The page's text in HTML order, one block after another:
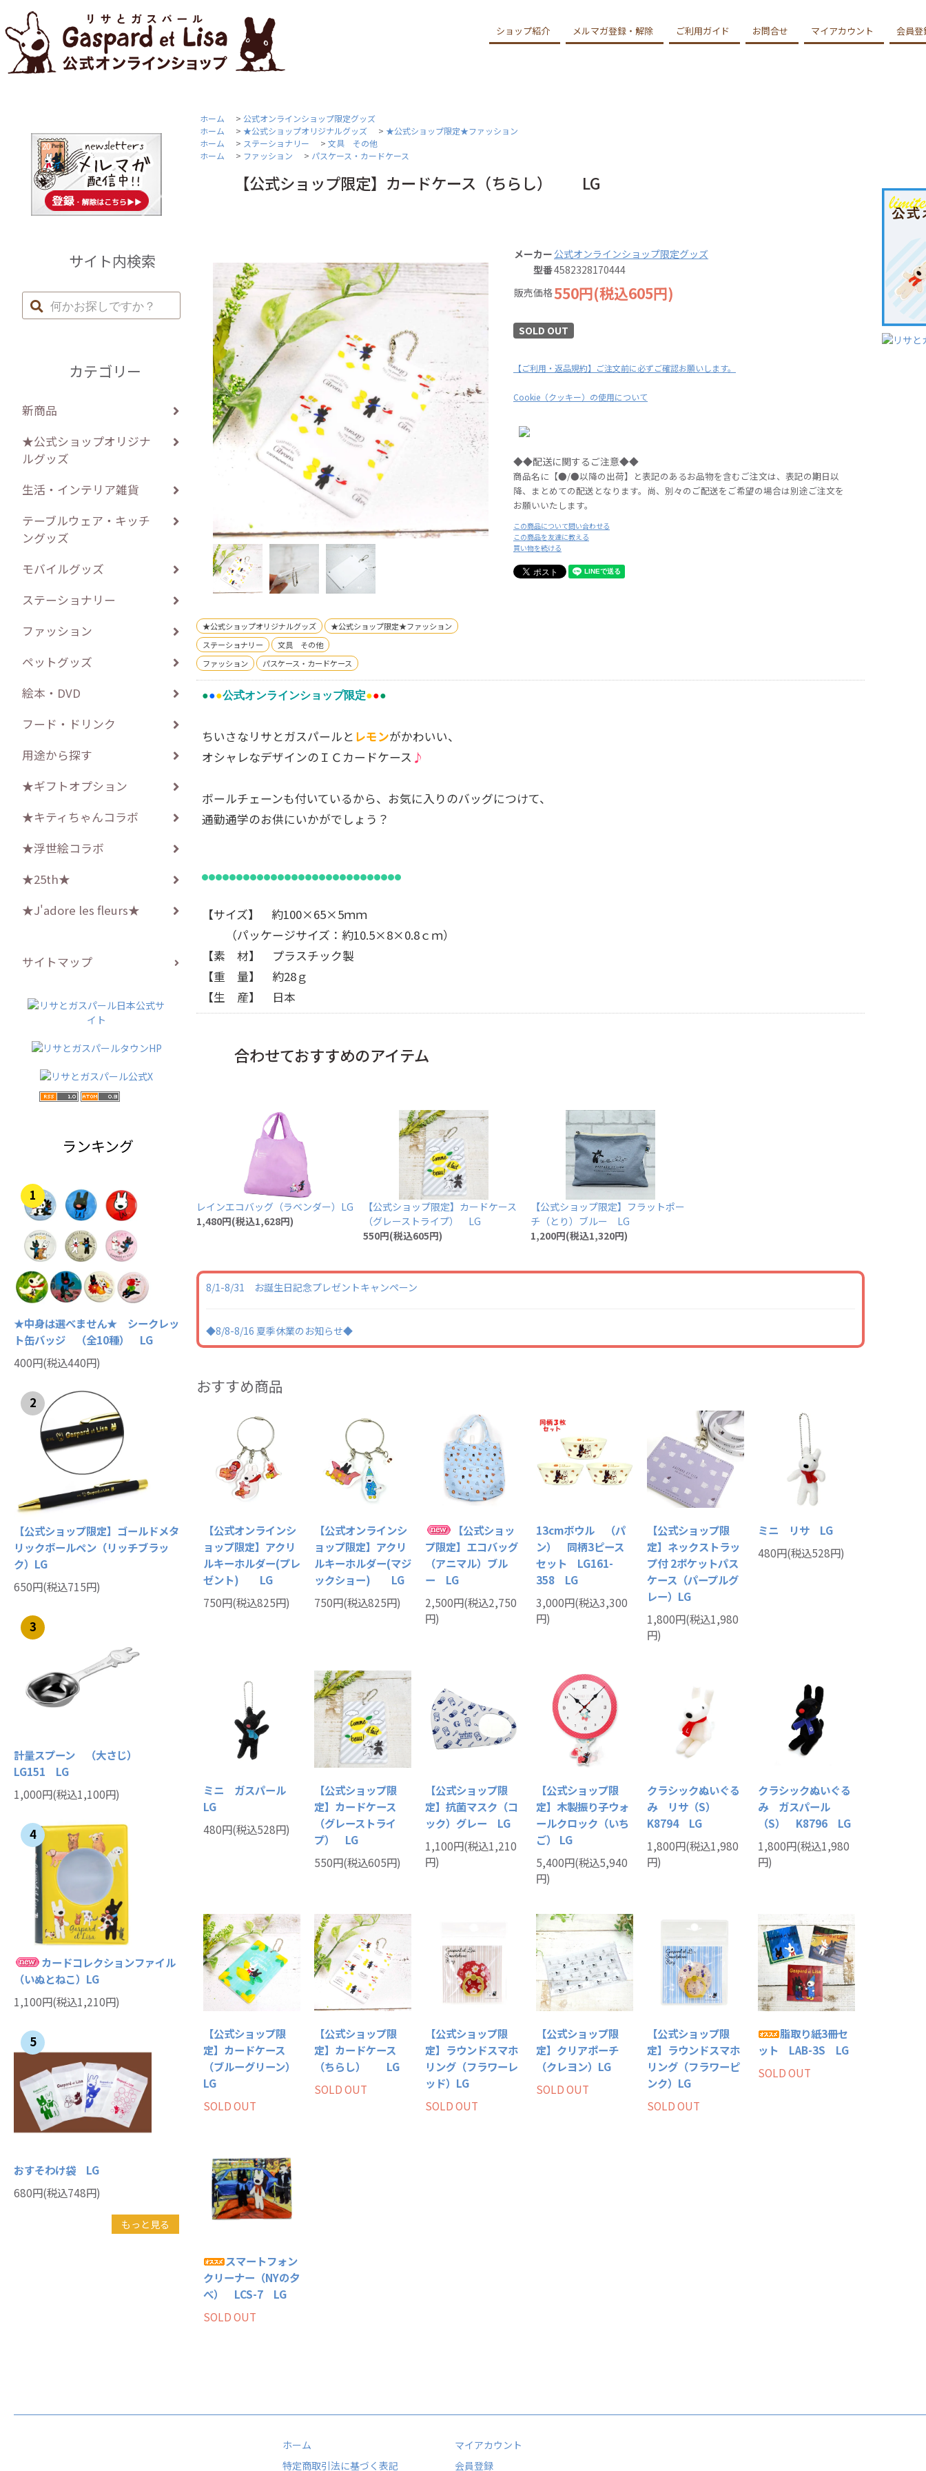
ショップ紹介 メルマガ登録・解除 ご利用ガイド お問合せ マイアカウント 会員登
サイト内検索
カテゴリー
新商品
★公式ショップオリジナ
ルグッズ
生活・インテリア雑貨
テーブルウェア・キッチ
ングッズ
モバイルグッズ
ステーショナリー
ファッション
ペットグッズ
絵本・DVD
フード・ドリンク
用途から探す
★ギフトオプション
★キティちゃんコラボ
★浮世絵コラボ
★25th★
★J'adore les fleurs★
サイトマップ
ランキング
1
★中身は選べません★ シークレッ
ト缶バッジ （全10種） LG
400円(税込440円)
2
【公式ショップ限定】ゴールドメタ
リックボールペン（リッチブラッ
ク）LG
650円(税込715円)
3
計量スプーン （大さじ）
LG151 LG
1,000円(税込1,100円)
4
カードコレクションファイル
（いぬとねこ）LG
1,100円(税込1,210円)
5
おすそわけ袋 LG
680円(税込748円)
もっと見る
ホーム > 公式オンラインショップ限定グッズ
ホーム
> ★公式ショップオリジナルグッズ > ★公式ショップ限定★ファッション
ホーム
> ステーショナリー > 文具 その他
ホーム
> ファッション > パスケース・カードケース
【公式ショップ限定】カードケース（ちらし） LG
メーカー 公式オンラインショップ限定グッズ
型番4582328170444
販売価格550円(税込605円)
SOLD OUT
【ご利用・返品規約】ご注文前に必ずご確認お願いします。
Cookie（クッキー）の使用について
◆◆配送に関するご注意◆◆
商品名に【●/●以降の出荷】と表記のあるお品物を含むご注文は、表記の期日以
降、まとめての配送となります。尚、別々のご配送をご希望の場合は別途ご注文を
お願いいたします。
この商品について問い合わせる
この商品を友達に教える
買い物を続ける
★公式ショップオリジナルグッズ
★公式ショップ限定★ファッション
ステーショナリー
文具 その他
ファッション
パスケース・カードケース
●●●公式オンラインショップ限定●●●
ちいさなリサとガスパールと レモンがかわいい、
オシャレなデザインのＩＣカードケース ♪
ボールチェーンも付いているから、お気に入りのバッグにつけて、
通勤通学のお供にいかがでしょう？
●●●●●●●●●●●●●●●●●●●●●●●●●●●●●
【サイズ】 約100×65×5ｍｍ
（パッケージサイズ：約10.5×8×0.8ｃｍ）
【素 材】 プラスチック製
【重 量】 約28ｇ
【生 産】 日本
合わせておすすめのアイテム
レインエコバッグ（ラベンダー）LG
1,480円(税込1,628円)
【公式ショップ限定】カードケース
（グレーストライプ） LG
550円(税込605円)
【公式ショップ限定】フラットポー
チ（とり）ブルー LG
1,200円(税込1,320円)
8/1-8/31 お誕生日記念プレゼントキャンペーン
◆8/8-8/16 夏季休業のお知らせ◆
おすすめ商品
【公式オンラインシ
ョップ限定】アクリ
ルキーホルダー(プレ
ゼント) LG
750円(税込825円)
【公式オンラインシ
ョップ限定】アクリ
ルキーホルダー(マジ
ックショー) LG
750円(税込825円)
【公式ショッ
プ限定】エコバッグ
（アニマル）ブル
ー LG
2,500円(税込2,750
円)
13cmボウル （パ
ン） 同柄3ピース
セット LG161-
358 LG
3,000円(税込3,300
円)
【公式ショップ限
定】ネックストラッ
プ付 2ポケットパス
ケース（パープルグ
レー）LG
1,800円(税込1,980
円)
ミニ リサ LG
480円(税込528円)
ミニ ガスパール
LG
480円(税込528円)
【公式ショップ限
定】カードケース
（グレーストライ
プ） LG
550円(税込605円)
【公式ショップ限
定】抗菌マスク（コ
ック）グレー LG
1,100円(税込1,210
円)
【公式ショップ限
定】木製振り子ウォ
ールクロック（いち
ご） LG
5,400円(税込5,940
円)
クラシックぬいぐる
み リサ（S）
K8794 LG
1,800円(税込1,980
円)
クラシックぬいぐる
み ガスパール
（S） K8796 LG
1,800円(税込1,980
円)
【公式ショップ限
定】カードケース
（ブルーグリーン）
LG
SOLD OUT
【公式ショップ限
定】カードケース
（ちらし） LG
SOLD OUT
【公式ショップ限
定】ラウンドスマホ
リング（フラワーレ
ッド）LG
SOLD OUT
【公式ショップ限
定】クリアポーチ
（クレヨン）LG
SOLD OUT
【公式ショップ限
定】ラウンドスマホ
リング（フラワーピ
ンク）LG
SOLD OUT
脂取り紙3冊セ
ット LAB-3S LG
SOLD OUT
スマートフォン
クリーナー（NYの夕
べ） LCS-7 LG
SOLD OUT
ホーム
特定商取引法に基づく表記
マイアカウント
会員登録